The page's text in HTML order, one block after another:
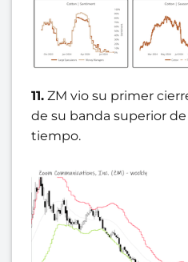
11. ZM vio su primer
de su banda superior
tiempo.